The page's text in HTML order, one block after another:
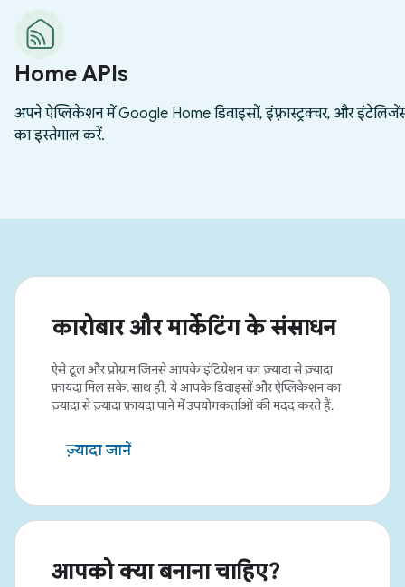
कारोबार और मार्केटिंग के संसाधन
ऐसे टूल और प्रोग्राम जिनसे आपके इंटिग्रेशन का ज़्यादा से ज़्यादा
फ़ायदा मिल सके. साथ ही, ये आपके डिवाइसों और ऐप्लिकेशन का
ज़्यादा से ज़्यादा फ़ायदा पाने में उपयोगकर्ताओं की मदद करते हैं.
ज़्यादा जानें
आपको क्या बनाना चाहिए?